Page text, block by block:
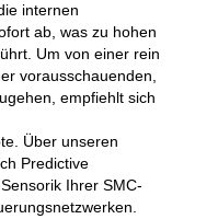
internen
ab, was zu hohen
Um von einer rein
vorausschauenden,
empfiehlt sich
Über unseren
Predictive
Ihrer SMC-